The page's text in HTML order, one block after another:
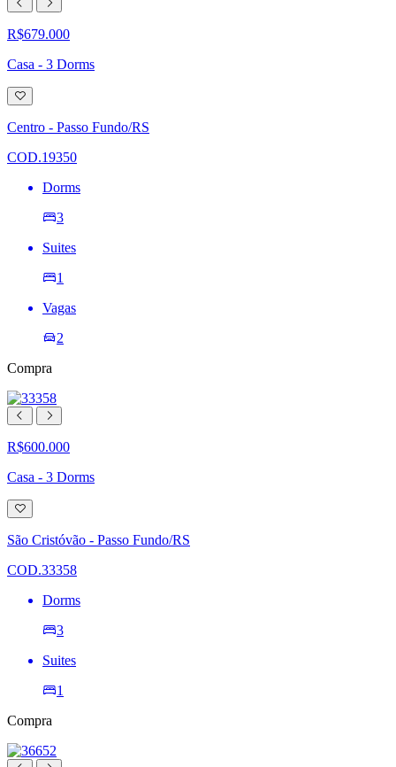
R$679.000
Casa - 3 Dorms
Adicionar
à
lista
de
Centro - Passo Fundo/RS
COD.19350
Dorms
3
Suites
1
Vagas
2
Compra
R$600.000
Casa - 3 Dorms
Adicionar
à
lista
de
São Cristóvão - Passo Fundo/RS
COD.33358
Dorms
3
Suites
1
Compra